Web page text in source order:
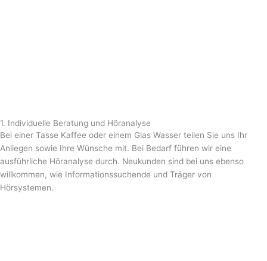
1. Individuelle Beratung und Höranalyse
Bei einer Tasse Kaffee oder einem Glas Wasser teilen Sie uns Ihr
Anliegen sowie Ihre Wünsche mit. Bei Bedarf führen wir eine
ausführliche Höranalyse durch. Neukunden sind bei uns ebenso
willkommen, wie Informationssuchende und Träger von
Hörsystemen.